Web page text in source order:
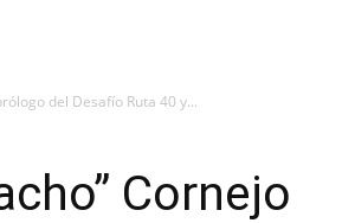
del Desafío Ruta 40 y...
Cornejo